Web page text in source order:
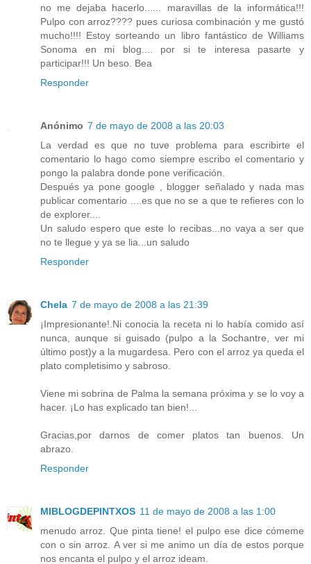
no me dejaba hacerlo...... maravillas de la informática!!!
Pulpo con arroz???? pues curiosa combinación y me gustó
mucho!!!! Estoy sorteando un libro fantástico de Williams
Sonoma en mi blog.... por si te interesa pasarte y
participar!!! Un beso. Bea
Responder
Anónimo 7 de mayo de 2008 a las 20:03
La verdad es que no tuve problema para escribirte el
comentario lo hago como siempre escribo el comentario y
pongo la palabra donde pone verificación.
Después ya pone google , blogger señalado y nada mas
publicar comentario ....es que no se a que te refieres con lo
de explorer....
Un saludo espero que este lo recibas...no vaya a ser que
no te llegue y ya se lia...un saludo
Responder
Chela 7 de mayo de 2008 a las 21:39
¡Impresionante!.Ni conocia la receta ni lo había comido así
nunca, aunque si guisado (pulpo a la Sochantre, ver mi
último post)y a la mugardesa. Pero con el arroz ya queda el
plato completisimo y sabroso.
Viene mi sobrina de Palma la semana próxima y se lo voy a
hacer. ¡Lo has explicado tan bien!...
Gracias,por darnos de comer platos tan buenos. Un
abrazo.
Responder
MIBLOGDEPINTXOS 11 de mayo de 2008 a las 1:00
menudo arroz. Que pinta tiene! el pulpo ese dice cómeme
con o sin arroz. A ver si me animo un día de estos porque
nos encanta el pulpo y el arroz ideam.